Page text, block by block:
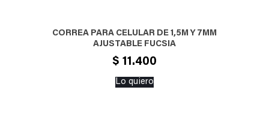
CORREA PARA CELULAR DE 1,5M Y 7MM
AJUSTABLE FUCSIA
$ 11.400
Lo quiero